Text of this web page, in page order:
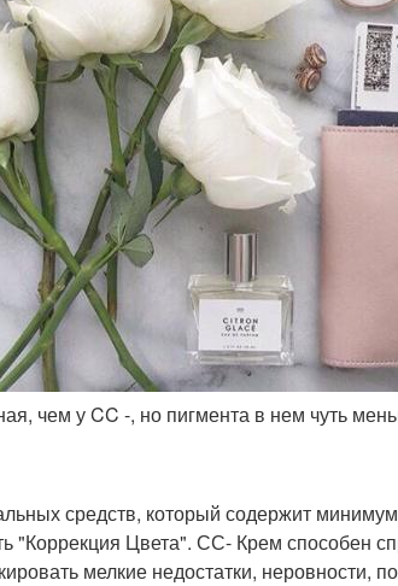
чем у CC -, но пигмента в нем чуть
средств, который содержит
"Коррекция Цвета". СС- Крем способен
мелкие недостатки, неровности,